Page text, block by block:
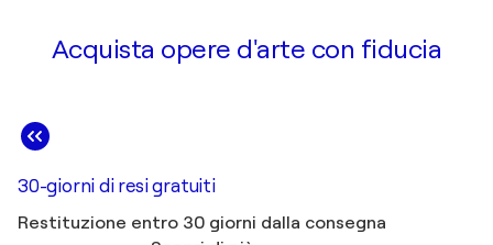
Acquista opere d'arte con fiducia
30-giorni di resi gratuiti
Restituzione entro 30 giorni dalla consegna